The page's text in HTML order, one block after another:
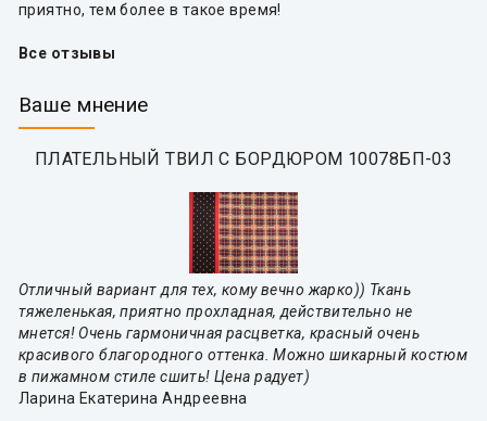
приятно, тем более в такое время!
Все отзывы
Ваше мнение
ПЛАТЕЛЬНЫЙ ТВИЛ С БОРДЮРОМ 10078БП-03
Отличный вариант для тех, кому вечно жарко)) Ткань
тяжеленькая, приятно прохладная, действительно не
мнется! Очень гармоничная расцветка, красный очень
красивого благородного оттенка. Можно шикарный костюм
в пижамном стиле сшить! Цена радует)
Ларина Екатерина Андреевна